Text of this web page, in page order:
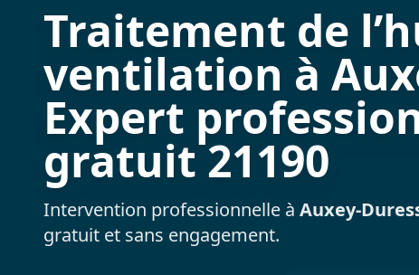
Traitement de
ventilation à
Expert
gratuit 21190
Intervention professionnelle à Auxey-
gratuit et sans engagement.